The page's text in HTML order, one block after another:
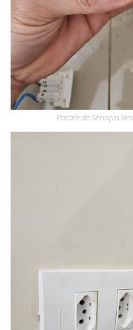
Pacote de Serviços